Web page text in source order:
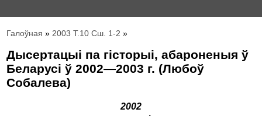
Галоўная » 2003 Т.10 Сш. 1-2 »
Дысертацыі па гісторыі, абароненыя ў
Беларусі ў 2002—2003 г. (Любоў
Собалева)
2002